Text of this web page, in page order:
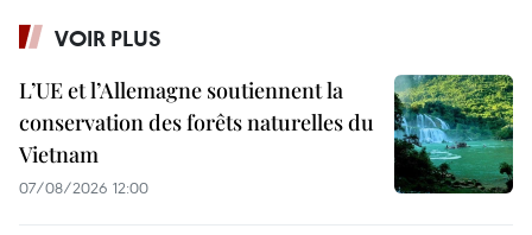
VOIR PLUS
L’UE et l’Allemagne soutiennent la
conservation des forêts naturelles du
Vietnam
07/08/2026 12:00